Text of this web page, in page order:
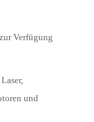
Verfügung
und